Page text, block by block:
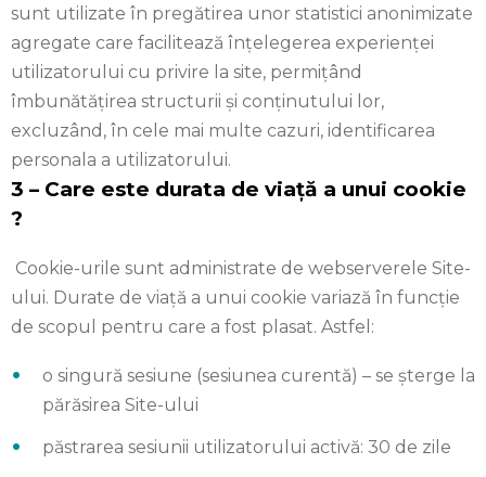
sunt utilizate în pregătirea unor statistici anonimizate
agregate care facilitează înțelegerea experienței
utilizatorului cu privire la site, permițând
îmbunătățirea structurii și conținutului lor,
excluzând, în cele mai multe cazuri, identificarea
personala a utilizatorului.
3 – Care este durata de viață a unui cookie
?
Cookie-urile sunt administrate de webserverele Site-
ului. Durate de viață a unui cookie variază în funcție
de scopul pentru care a fost plasat. Astfel:
o singură sesiune (sesiunea curentă) – se șterge la
părăsirea Site-ului
păstrarea sesiunii utilizatorului activă: 30 de zile